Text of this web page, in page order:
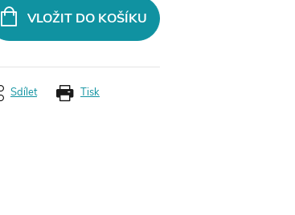
VLOŽIT DO KOŠÍKU
Tisk
Sdílet